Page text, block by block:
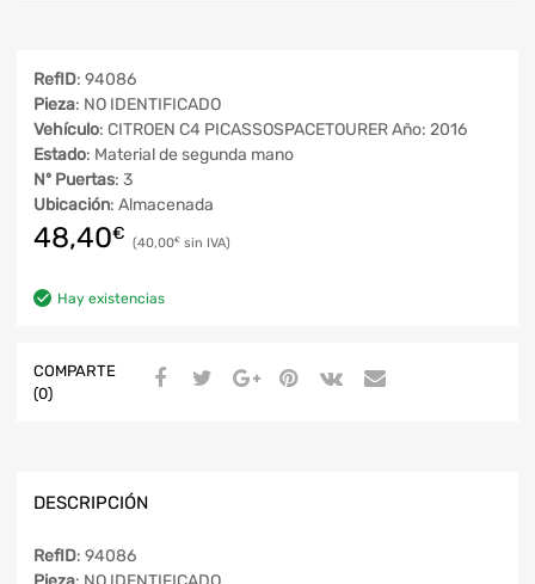
RefID: 94086
Pieza: NO IDENTIFICADO
Vehículo: CITROEN C4 PICASSOSPACETOURER Año: 2016
Estado: Material de segunda mano
Nº Puertas: 3
Ubicación: Almacenada
48,40€ 40,00€
Hay existencias
COMPARTE
(0)
DESCRIPCIÓN
RefID: 94086